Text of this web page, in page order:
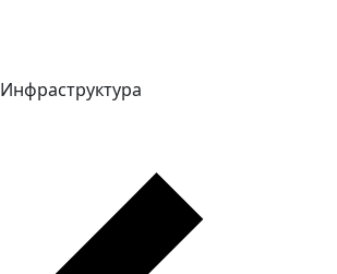
Инфраструктура